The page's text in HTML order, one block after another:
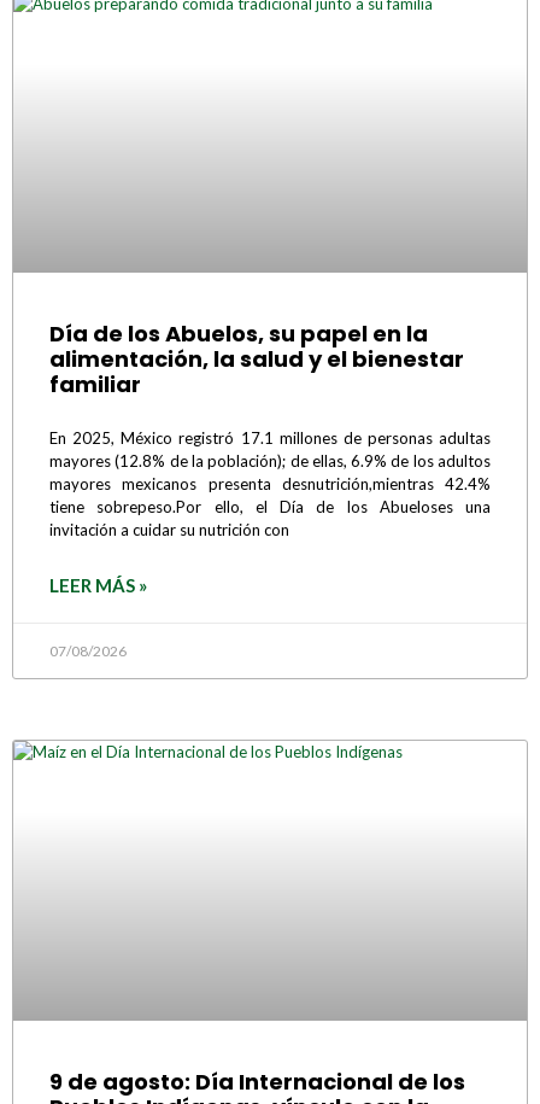
Día de los Abuelos, su papel en la
alimentación, la salud y el bienestar
familiar
En 2025, México registró 17.1 millones de personas adultas
mayores (12.8% de la población); de ellas, 6.9% de los adultos
mayores mexicanos presenta desnutrición,mientras 42.4%
tiene sobrepeso.Por ello, el Día de los Abueloses una
invitación a cuidar su nutrición con
LEER MÁS »
07/08/2026
9 de agosto: Día Internacional de los